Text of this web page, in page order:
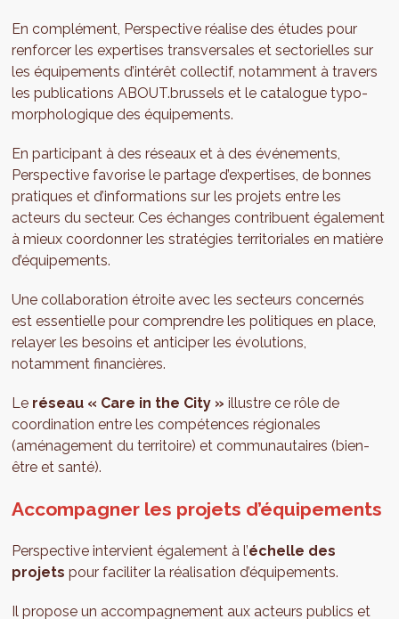
En complément, Perspective réalise des études pour
renforcer les expertises transversales et sectorielles sur
les équipements d’intérêt collectif, notamment à travers
les publications ABOUT.brussels et le catalogue typo-
morphologique des équipements.
En participant à des réseaux et à des événements,
Perspective favorise le partage d’expertises, de bonnes
pratiques et d’informations sur les projets entre les
acteurs du secteur. Ces échanges contribuent également
à mieux coordonner les stratégies territoriales en matière
d’équipements.
Une collaboration étroite avec les secteurs concernés
est essentielle pour comprendre les politiques en place,
relayer les besoins et anticiper les évolutions,
notamment financières.
Le réseau « Care in the City » illustre ce rôle de
coordination entre les compétences régionales
(aménagement du territoire) et communautaires (bien-
être et santé).
Accompagner les projets d’équipements
Perspective intervient également à l’échelle des
projets pour faciliter la réalisation d’équipements.
Il propose un accompagnement aux acteurs publics et